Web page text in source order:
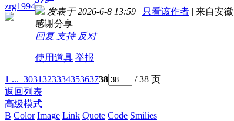
zrg1994
发表于 2026-6-8 13:59 | 只看该作者 | 来自安徽
感谢分享
回复 支持 反对
使用道具 举报
1 ... 303132333435363738
/ 38 页
返回列表
高级模式
B Color Image Link Quote Code Smilies